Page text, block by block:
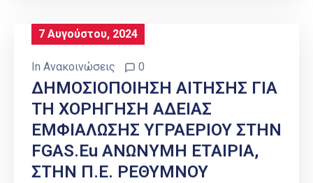
7 Αυγούστου, 2024
In Ανακοινώσεις 0
ΔΗΜΟΣΙΟΠΟΙΗΣΗ ΑΙΤΗΣΗΣ ΓΙΑ
ΤΗ ΧΟΡΗΓΗΣΗ ΑΔΕΙΑΣ
ΕΜΦΙΑΛΩΣΗΣ ΥΓΡΑΕΡΙΟΥ ΣΤΗΝ
FGAS.eu ΑΝΩΝΥΜΗ ΕΤΑΙΡΙΑ,
ΣΤΗΝ Π.Ε. ΡΕΘΥΜΝΟΥ